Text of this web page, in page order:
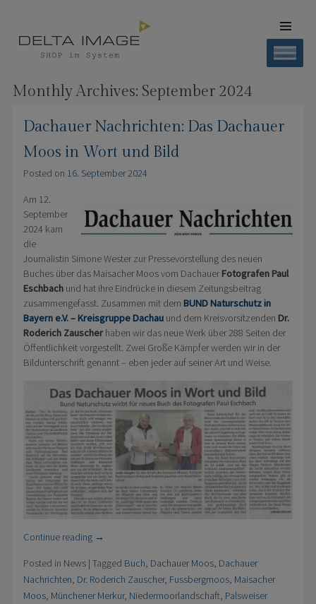
CONTENT
Monthly Archives: September 2024
Dachauer Nachrichten: Das Dachauer
Moos in Wort und Bild
Posted on 16. September 2024
Am 12.
September
2024 kam
die
Journalistin Simone Wester zur Pressevorstellung des neuen
Buches über das Maisacher Moos vom DachauerFotografen Paul
Eschbachund hat ihre Eindrücke in diesem Zeitungsbeitrag
zusammengefasst. Zusammen mit dem BUND Naturschutz in
Bayern e.V. – Kreisgruppe Dachauund dem Kreisvorsitzenden Dr.
Roderich Zauscherhaben wir das neue Werk über 288 Seiten der
Öffentlichkeit vorgestellt. Zwei Große Kämpfer werden wir in der
Bildunterschrift genannt – eben jeder auf seiner Art und Weise.
Continue reading →
Posted in News | Tagged Buch, Dachauer Moos, Dachauer
Nachrichten, Dr. Roderich Zauscher, Fussbergmoos, Maisacher
Moos, Münchener Merkur, Niedermoorlandschaft, Palsweiser